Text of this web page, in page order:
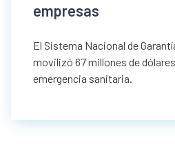
empresas
El Sistema Nacional de
movilizó 67 millones de
emergencia sanitaria.